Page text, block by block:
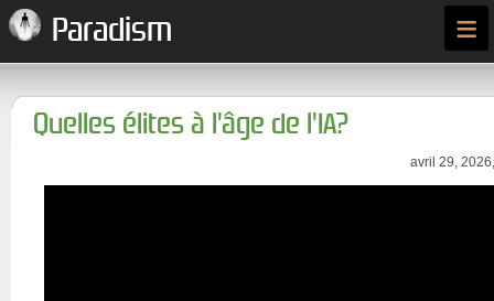
Paradism ≡
Quelles élites à l'âge de l'IA?
avril 29,